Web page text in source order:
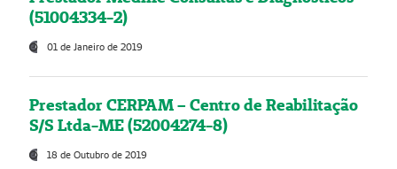
(51004334-2)
01 de Janeiro de 2019
Prestador CERPAM – Centro de Reabilitação
S/S Ltda-ME (52004274-8)
18 de Outubro de 2019